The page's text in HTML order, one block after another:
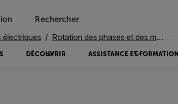
Rechercher
DÉCOUVRIR ASSISTANCE ET FORMATION
électriques
Rotation des phases et des moteurs